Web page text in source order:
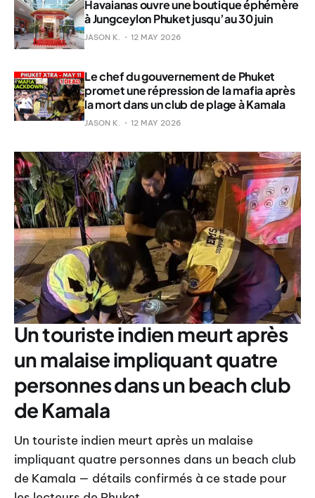
Havaianas ouvre une boutique éphémère
à Jungceylon Phuket jusqu’au 30 juin
JASON K. 12 MAY 2026
Le chef du gouvernement de Phuket
promet une répression de la mafia après
la mort dans un club de plage à Kamala
JASON K. 12 MAY 2026
Un touriste indien meurt après
un malaise impliquant quatre
personnes dans un beach club
de Kamala
Un touriste indien meurt après un malaise
impliquant quatre personnes dans un beach club
de Kamala — détails confirmés à ce stade pour